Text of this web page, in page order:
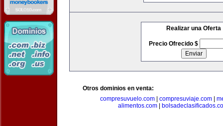
Realizar una Oferta
Precio Ofrecido $
Otros dominios en venta:
compresuvuelo.com
compresuviaje.com
alimentos.com